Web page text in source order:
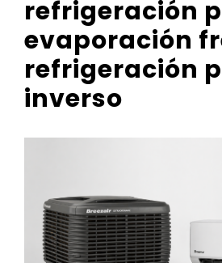
refrigeración
evaporación
refrigeración
inverso